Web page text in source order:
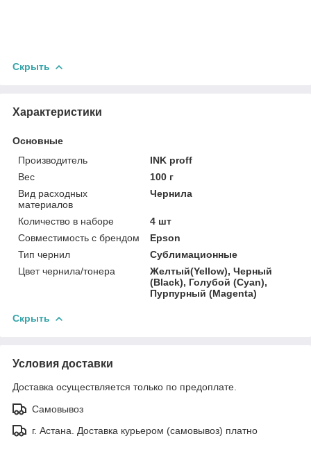
Скрыть
Характеристики
Основные
Производитель
INK proff
Вес
100 г
Вид расходных
материалов
Чернила
Количество в наборе
4 шт
Совместимость с брендом
Epson
Тип чернил
Сублимационные
Цвет чернила/тонера
Желтый(Yellow), Черный
(Black), Голубой (Cyan),
Пурпурный (Magenta)
Скрыть
Условия доставки
Доставка осуществляется только по предоплате.
Самовывоз
г. Астана. Доставка курьером (самовывоз) платно